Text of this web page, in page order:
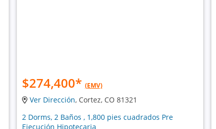
$274,400* (EMV)
Ver Dirección, Cortez, CO 81321
2 Dorms, 2 Baños , 1,800 pies cuadrados Pre
Ejecución Hipotecaria